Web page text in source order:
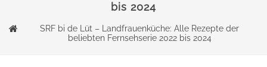
bis 2024
SRF bi de Lüt – Landfrauenküche: Alle Rezepte der
beliebten Fernsehserie 2022 bis 2024